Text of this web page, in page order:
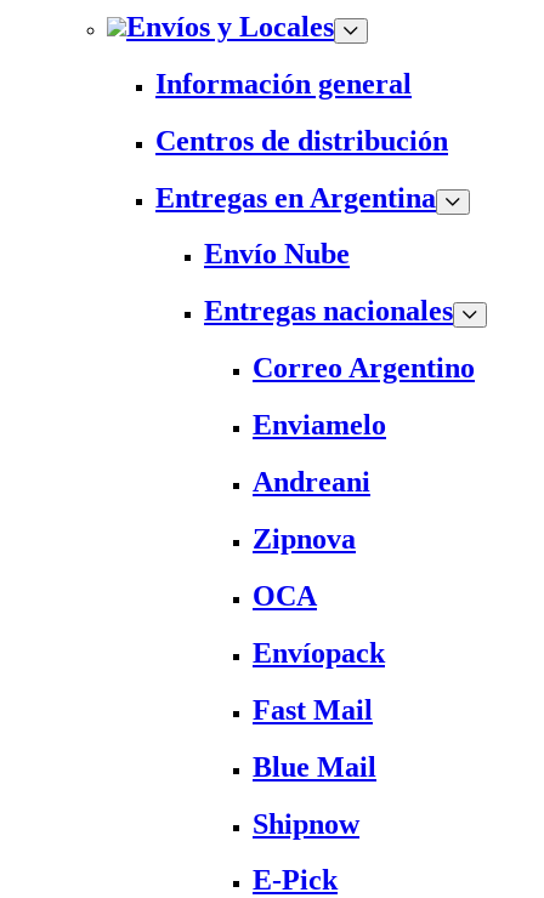
Envíos y Locales
Información general
Centros de distribución
Entregas en Argentina
Envío Nube
Entregas nacionales
Correo Argentino
Enviamelo
Andreani
Zipnova
OCA
Envíopack
Fast Mail
Blue Mail
Shipnow
E-Pick